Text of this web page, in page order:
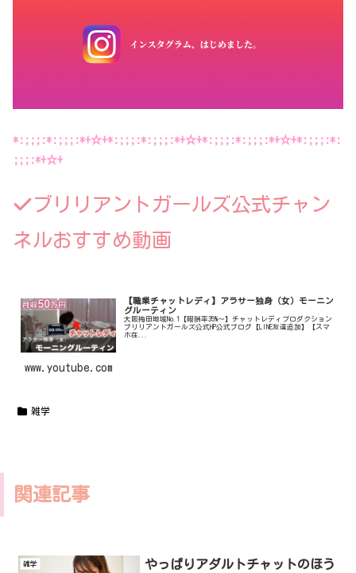
*:;;;:*:;;;:*+☆+*:;;;:*:;;;:*+☆+*:;;;:*:;;;:*+☆+*:;;;:*:
;;;:*+☆+
ブリリアントガールズ公式チャン
ネルおすすめ動画
【職業チャットレディ】アラサー独身（女）モーニン
グルーティン
大阪梅田地域No.1【報酬率35%〜】チャットレディプロダクション
ブリリアントガールズ公式HP公式ブログ【LINE友達追加】【スマ
ホ在...
www.youtube.com
雑学
関連記事
雑学
やっぱりアダルトチャットのほう